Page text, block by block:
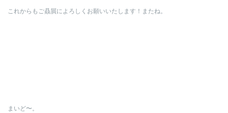
これからもご贔屓によろしくお願いいたします！またね。
まいど〜。